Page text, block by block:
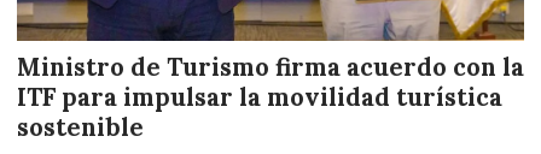
Ministro de Turismo firma acuerdo con la
ITF para impulsar la movilidad turística
sostenible